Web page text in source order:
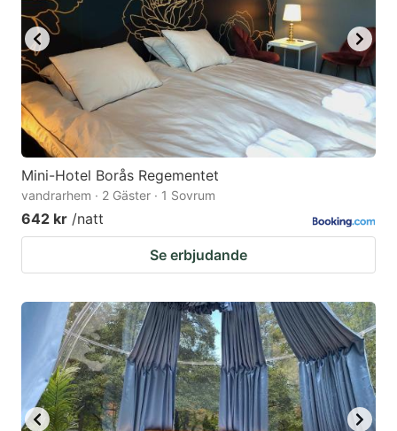
to
keyboard
shortcuts
for
changing
dates.
to
get
the
keyboard
shortcuts
for
Mini-Hotel Borås Regementet
vandrarhem · 2 Gäster · 1 Sovrum
642 kr /natt
Se erbjudande